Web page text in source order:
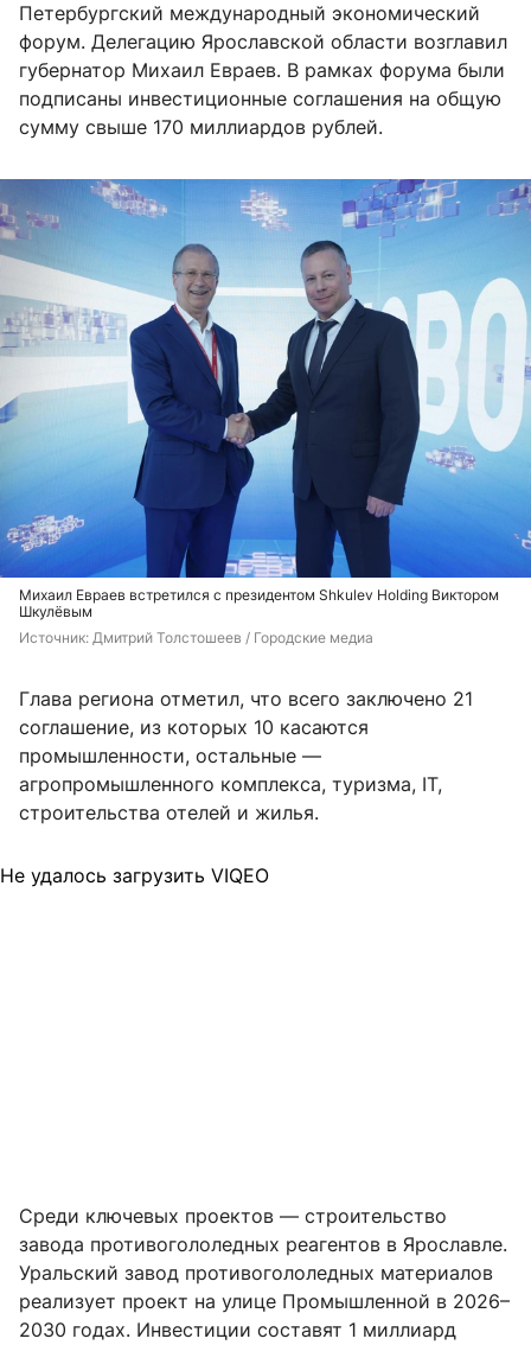
Петербургский международный экономический
форум. Делегацию Ярославской области возглавил
губернатор Михаил Евраев. В рамках форума были
подписаны инвестиционные соглашения на общую
сумму свыше 170 миллиардов рублей.
Михаил Евраев встретился с президентом Shkulev Holding Виктором
Шкулёвым
Источник: Дмитрий Толстошеев / Городские медиа
Глава региона отметил, что всего заключено 21
соглашение, из которых 10 касаются
промышленности, остальные —
агропромышленного комплекса, туризма, IT,
строительства отелей и жилья.
Не удалось загрузить VIQEO
Среди ключевых проектов — строительство
завода противогололедных реагентов в Ярославле.
Уральский завод противогололедных материалов
реализует проект на улице Промышленной в 2026–
2030 годах. Инвестиции составят 1 миллиард